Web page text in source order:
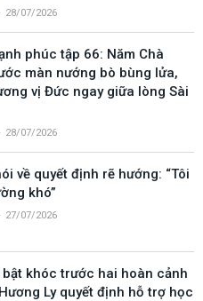
28/07/2026
phúc tập 66: Năm Chà
màn nướng bò bùng lửa,
vị Đức ngay giữa lòng Sài
28/07/2026
về quyết định rẽ hướng: “Tôi
khó”
27/07/2026
bật khóc trước hai hoàn cảnh
Ly quyết định hỗ trợ học